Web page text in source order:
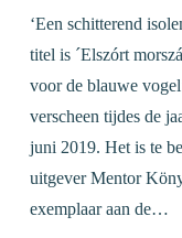
‘Een schitterend
titel is ´Elszórt
voor de blauwe
verscheen tijdes de
juni 2019. Het is te
uitgever Mentor
exemplaar aan de…